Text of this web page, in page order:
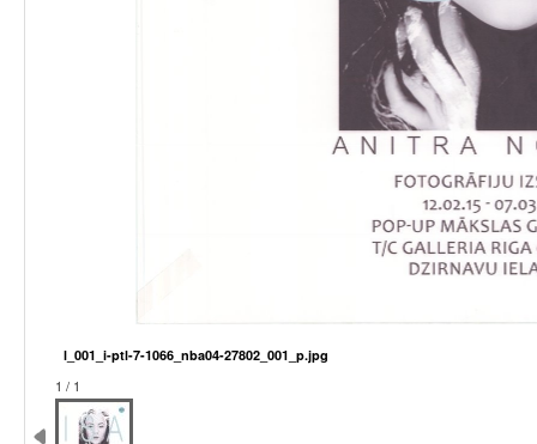
l_001_i-ptl-7-1066_nba04-27802_001_p.jpg
1 / 1